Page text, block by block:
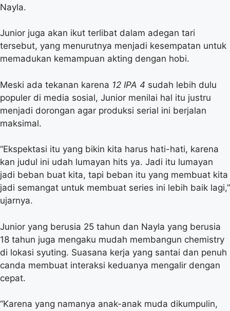
Nayla.
Junior juga akan ikut terlibat dalam adegan tari
tersebut, yang menurutnya menjadi kesempatan untuk
memadukan kemampuan akting dengan hobi.
Meski ada tekanan karena 12 IPA 4 sudah lebih dulu
populer di media sosial, Junior menilai hal itu justru
menjadi dorongan agar produksi serial ini berjalan
maksimal.
“Ekspektasi itu yang bikin kita harus hati-hati, karena
kan judul ini udah lumayan hits ya. Jadi itu lumayan
jadi beban buat kita, tapi beban itu yang membuat kita
jadi semangat untuk membuat series ini lebih baik lagi,”
ujarnya.
Junior yang berusia 25 tahun dan Nayla yang berusia
18 tahun juga mengaku mudah membangun chemistry
di lokasi syuting. Suasana kerja yang santai dan penuh
canda membuat interaksi keduanya mengalir dengan
cepat.
“Karena yang namanya anak-anak muda dikumpulin,